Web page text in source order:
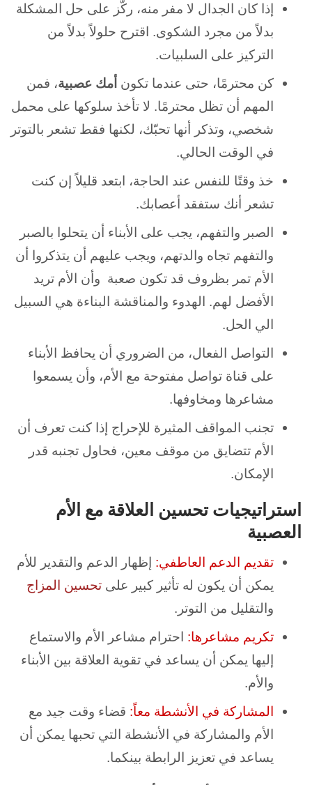
إذا كان الجدال لا مفر منه، ركّز على حل المشكلة
بدلاً من مجرد الشكوى. اقترح حلولاً بدلاً من
التركيز على السلبيات.
كن محترمًا، حتى عندما تكون أمك عصبية، فمن
المهم أن تظل محترمًا. لا تأخذ سلوكها على محمل
شخصي، وتذكر أنها تحبّك، لكنها فقط تشعر بالتوتر
في الوقت الحالي.
خذ وقتًا للنفس عند الحاجة، ابتعد قليلاً إن كنت
تشعر أنك ستفقد أعصابك.
الصبر والتفهم، يجب على الأبناء أن يتحلوا بالصبر
والتفهم تجاه والدتهم، ويجب عليهم أن يتذكروا أن
الأم تمر بظروف قد تكون صعبة وأن الأم تريد
الأفضل لهم. الهدوء والمناقشة البناءة هي السبيل
الي الحل.
التواصل الفعال، من الضروري أن يحافظ الأبناء
على قناة تواصل مفتوحة مع الأم، وأن يسمعوا
مشاعرها ومخاوفها.
تجنب المواقف المثيرة للإحراج إذا كنت تعرف أن
الأم تتضايق من موقف معين، فحاول تجنبه قدر
الإمكان.
استراتيجيات تحسين العلاقة مع الأم
العصبية
تقديم الدعم العاطفي: إظهار الدعم والتقدير للأم
يمكن أن يكون له تأثير كبير على تحسين المزاج
والتقليل من التوتر.
تكريم مشاعرها: احترام مشاعر الأم والاستماع
إليها يمكن أن يساعد في تقوية العلاقة بين الأبناء
والأم.
المشاركة في الأنشطة معاً: قضاء وقت جيد مع
الأم والمشاركة في الأنشطة التي تحبها يمكن أن
يساعد في تعزيز الرابطة بينكما.